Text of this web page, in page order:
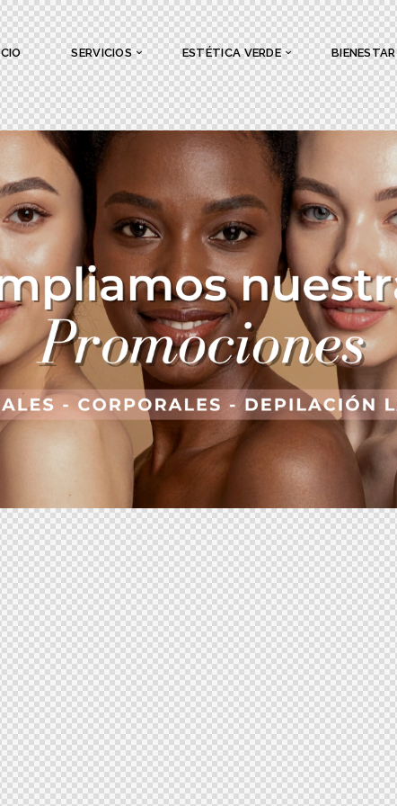
SERVICIOS ESTÉTICA VERDE BIENESTAR